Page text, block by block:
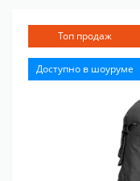
Топ продаж
Доступно в шоуруме